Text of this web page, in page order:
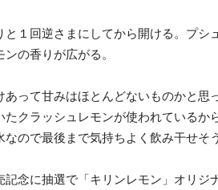
１回逆さまにしてから開ける。プシ
の香りが広がる。
って甘みはほとんどないものかと思
クラッシュレモンが使われているか
ので最後まで気持ちよく飲み干せそう
念に抽選で「キリンレモン」オリジ